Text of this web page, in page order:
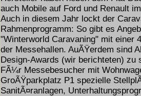
auch Mobile auf Ford und Renault
Auch in diesem Jahr lockt der
Rahmenprogramm: So gibt es
"Winterworld Caravaning" mit einer
der Messehallen. AuÃŸerdem sind
Design-Awards (wir berichteten) zu
FÃ¼r Messebesucher mit
GroÃŸparkplatz P1 spezielle
SanitÃ¤ranlagen,